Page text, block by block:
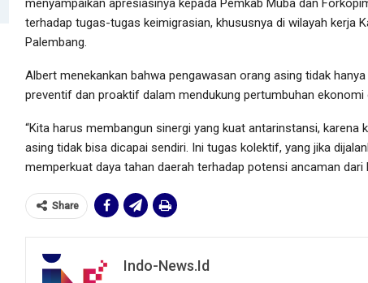
menyampaikan apresiasinya kepada Pemkab Muba dan
terhadap tugas-tugas keimigrasian, khususnya di wilayah kerja
Palembang.
Albert menekankan bahwa pengawasan orang asing tidak
preventif dan proaktif dalam mendukung pertumbuhan ekonomi
“Kita harus membangun sinergi yang kuat antarinstansi, karena
asing tidak bisa dicapai sendiri. Ini tugas kolektif, yang jika
memperkuat daya tahan daerah terhadap potensi ancaman dari
Share
Indo-News.id